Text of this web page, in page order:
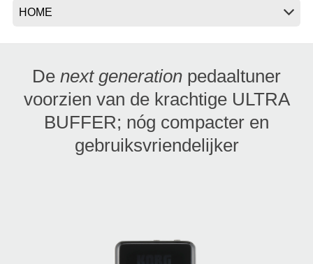
De next generation pedaaltuner
voorzien van de krachtige ULTRA
BUFFER; nóg compacter en
gebruiksvriendelijker